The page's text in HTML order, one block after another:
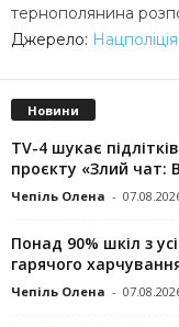
тернополянина
Джерело:
Новини
TV-4 шукає
проєкту «Злий чат:
Чепіль Олена -
Понад 90% шкіл з
гарячого
Чепіль Олена -